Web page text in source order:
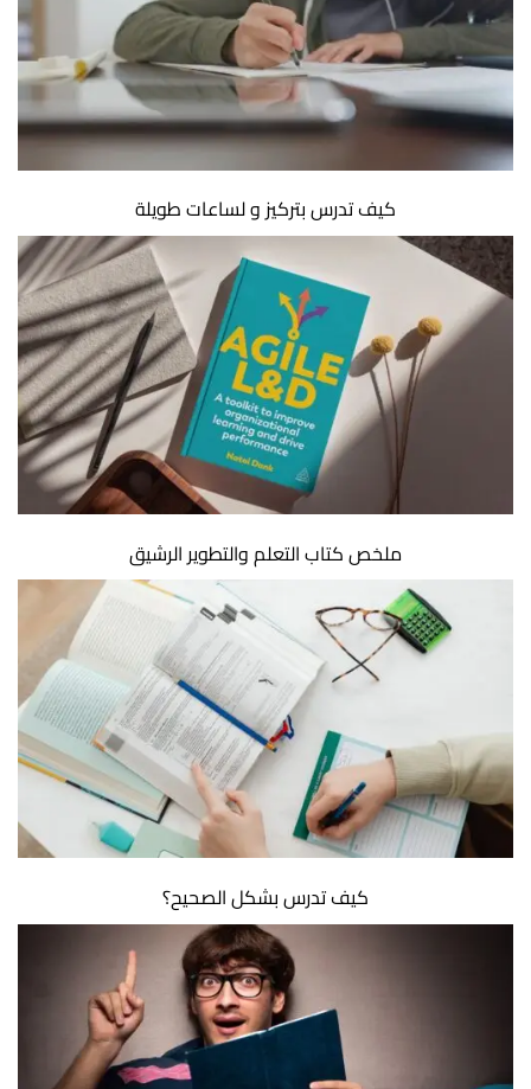
كيف تدرس بتركيز و لساعات طويلة
ملخص كتاب التعلم والتطوير الرشيق
كيف تدرس بشكل الصحيح؟